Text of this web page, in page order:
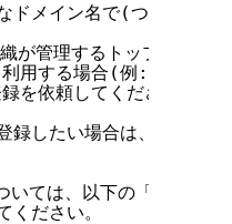
ドメイン名で(つまり
管理するトップレベル
用する場合(例: .com、
を依頼してください。
録したい場合は、[IPアド
ては、以下の「ホスト
ださい。